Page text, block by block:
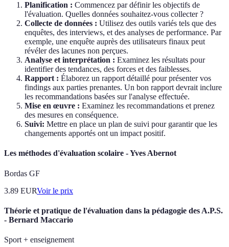
Planification : Commencez par définir les objectifs de
l'évaluation. Quelles données souhaitez-vous collecter ?
Collecte de données : Utilisez des outils variés tels que des
enquêtes, des interviews, et des analyses de performance. Par
exemple, une enquête auprès des utilisateurs finaux peut
révéler des lacunes non perçues.
Analyse et interprétation : Examinez les résultats pour
identifier des tendances, des forces et des faiblesses.
Rapport : Élaborez un rapport détaillé pour présenter vos
findings aux parties prenantes. Un bon rapport devrait inclure
les recommandations basées sur l'analyse effectuée.
Mise en œuvre : Examinez les recommandations et prenez
des mesures en conséquence.
Suivi: Mettre en place un plan de suivi pour garantir que les
changements apportés ont un impact positif.
Les méthodes d'évaluation scolaire - Yves Abernot
Bordas GF
3.89 EURVoir le prix
Théorie et pratique de l'évaluation dans la pédagogie des A.P.S.
- Bernard Maccario
Sport + enseignement